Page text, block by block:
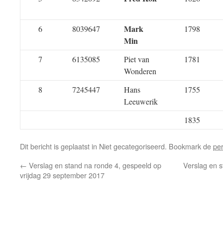
6 8039647
Mark
Min
1798
7 6135085
Piet van
Wonderen
1781
8 7245447
Hans
Leeuwerik
1755
1835
Dit bericht is geplaatst in Niet gecategoriseerd. Bookmark de
← Verslag en stand na ronde 4, gespeeld op
vrijdag 29 september 2017
Verslag en